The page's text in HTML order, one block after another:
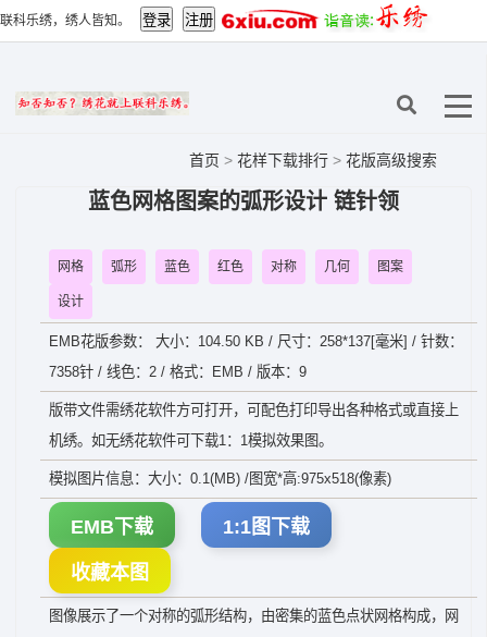
联科乐绣，绣人皆知。
首页 > 花样下载排行 > 花版高级搜索
蓝色网格图案的弧形设计 链针领
网格 弧形 蓝色 红色 对称 几何 图案
设计
EMB花版参数： 大小：104.50 KB / 尺寸：258*137[毫米] / 针数：
7358针 / 线色：2 / 格式：EMB / 版本：9
版带文件需绣花软件方可打开，可配色打印导出各种格式或直接上
机绣。如无绣花软件可下载1：1模拟效果图。
模拟图片信息：大小：0.1(MB) /图宽*高:975x518(像素)
EMB下载 1:1图下载
收藏本图
图像展示了一个对称的弧形结构，由密集的蓝色点状网格构成，网